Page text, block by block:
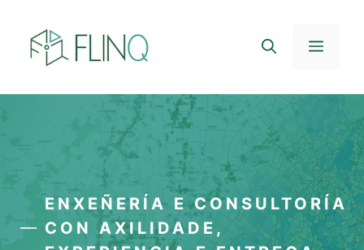
contido
Menú
ENXEÑERÍA E CONSULTORÍA
CON AXILIDADE,